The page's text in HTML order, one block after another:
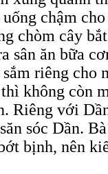
uống chậm
chòm cây
sân ăn bữa
sắm riêng cho
không còn
Riêng với
sóc Dần.
bịnh, nên